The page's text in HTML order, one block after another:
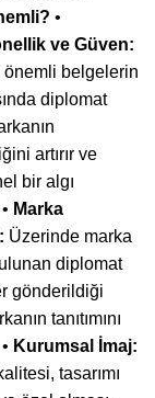
•
ve Güven:
önemli belgelerin
diplomat
artırır ve
bir algı
Marka
Üzerinde marka
diplomat
gönderildiği
tanıtımını
Kurumsal İmaj:
tasarımı